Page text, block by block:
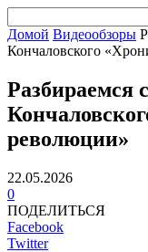
Домой Видеообзоры
Кончаловского
Разбираемся
революции»
22.05.2026
0
ПОДЕЛИТЬСЯ
Facebook
Twitter